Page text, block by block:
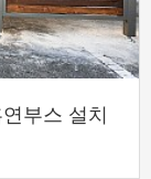
부스 설치